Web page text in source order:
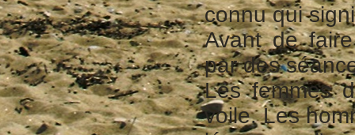
connu qui
Avant de
par des
Les femmes
voile. Les